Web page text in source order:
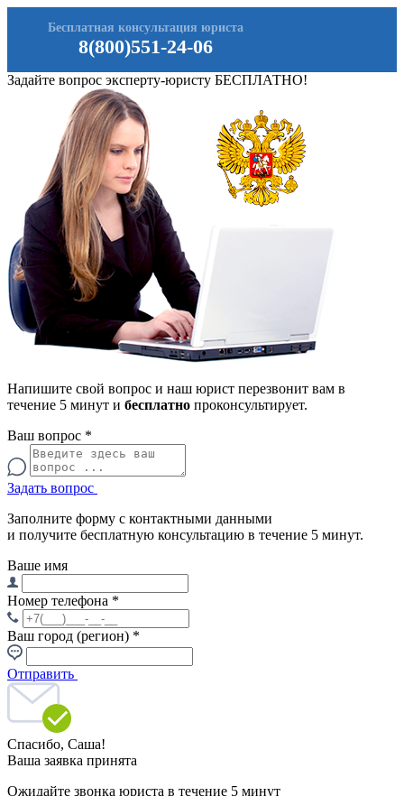
8(800)551-24-06
Бесплатная консультация юриста
Задайте вопрос эксперту-юристу БЕСПЛАТНО!
Напишите свой вопрос и наш юрист перезвонит вам в
течение 5 минут и бесплатно проконсультирует.
Ваш вопрос *
Задать вопрос
Заполните форму с контактными данными
и получите бесплатную консультацию в течение 5 минут.
Ваше имя
Номер телефона *
Ваш город (регион) *
Отправить
Спасибо, Саша!
Ваша заявка принята
Ожидайте звонка юриста в течение 5 минут